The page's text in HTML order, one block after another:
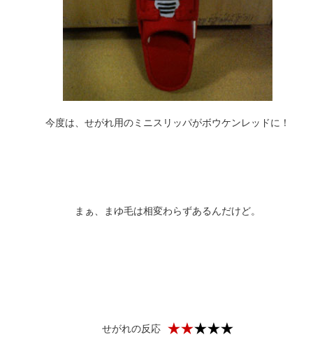
今度は、せがれ用のミニスリッパがボウケンレッドに！
まぁ、まゆ毛は相変わらずあるんだけど。
せがれの反応